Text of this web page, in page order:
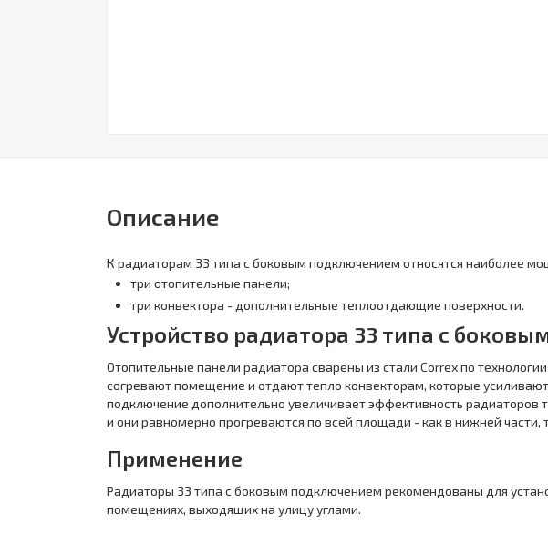
Описание
К радиаторам 33 типа с боковым подключением относятся наиболее
три отопительные панели;
три конвектора - дополнительные теплоотдающие поверхности.
Устройство радиатора 33 типа с
Отопительные панели радиатора сварены из стали Correx по
согревают помещение и отдают тепло конвекторам, которые
подключение дополнительно увеличивает эффективность радиаторов
и они равномерно прогреваются по всей площади - как в нижней части,
Применение
Радиаторы 33 типа с боковым подключением рекомендованы для
помещениях, выходящих на улицу углами.